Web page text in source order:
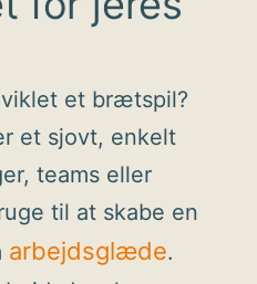
et brætspil?
et sjovt, enkelt
teams eller
til at skabe en
arbejdsglæde.